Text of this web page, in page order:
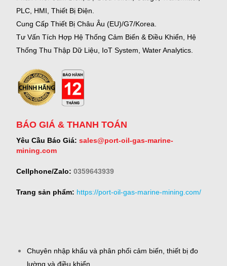
PLC, HMI, Thiết Bị Điện.
Cung Cấp Thiết Bị Châu Âu (EU)/G7/Korea.
Tư Vấn Tích Hợp Hệ Thống Cảm Biến & Điều Khiển, Hệ
Thống Thu Thập Dữ Liệu, IoT System, Water Analytics.
BÁO GIÁ & THANH TOÁN
Yêu Cầu Báo Giá: sales@port-oil-gas-marine-
mining.com
Cellphone/Zalo: 0359643939
Trang sản phẩm: https://port-oil-gas-marine-mining.com/
Chuyên nhập khẩu và phân phối cảm biến, thiết bị đo
lường và điều khiển.